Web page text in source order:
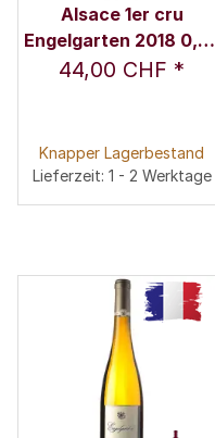
Alsace 1er cru
Engelgarten 2018 0,75
l - Domaine Marcel
44,00 CHF *
Knapper Lagerbestand
Lieferzeit: 1 - 2 Werktage